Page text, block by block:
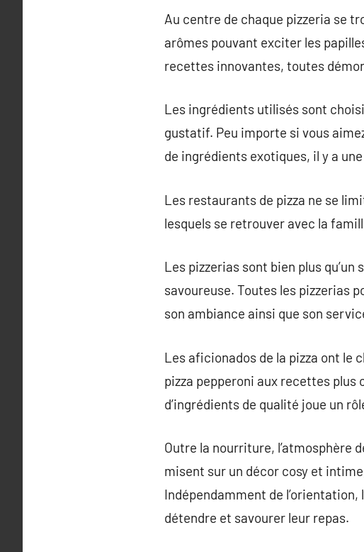
Au centre de chaque pizzeria se
arômes pouvant exciter les
recettes innovantes, toutes
Les ingrédients utilisés sont
gustatif. Peu importe si vous
de ingrédients exotiques, il y a
Les restaurants de pizza ne se
lesquels se retrouver avec la
Les pizzerias sont bien plus
savoureuse. Toutes les pizzerias
son ambiance ainsi que son
Les aficionados de la pizza ont le
pizza pepperoni aux recettes
d’ingrédients de qualité joue un
Outre la nourriture, l’atmosphère
misent sur un décor cosy et
Indépendamment de
détendre et savourer leur repas.